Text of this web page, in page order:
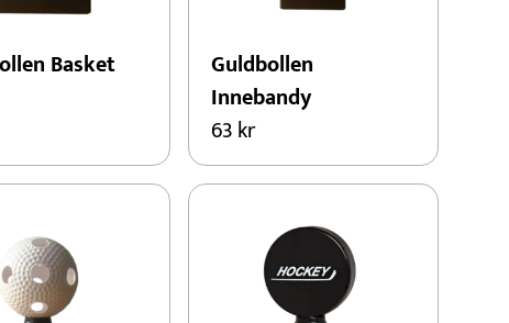
Basket
Guldbollen
Innebandy
63kr